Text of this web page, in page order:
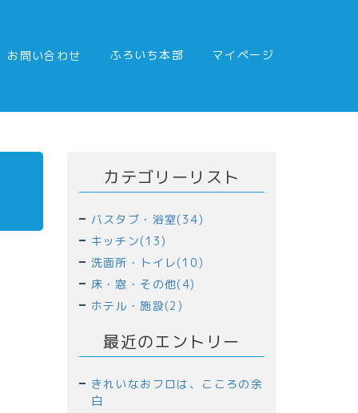
お問い合わせ ふろいち本部 マイページ
カテゴリーリスト
バスタブ・浴室(34)
キッチン(13)
洗面所・トイレ(10)
床・窓・その他(4)
ホテル・施設(2)
最近のエントリー
きれいなおフロは、こころの余
白